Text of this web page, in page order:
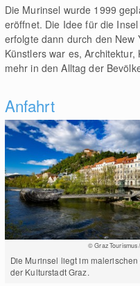
Die Murinsel wurde 1999
eröffnet. Die Idee für die
erfolgte dann durch den New
Künstlers war es,
mehr in den Alltag der
Anfahrt
© Graz Tourismus
Die Murinsel liegt im malerischen
der Kulturstadt Graz.